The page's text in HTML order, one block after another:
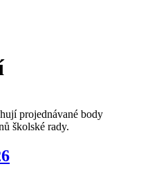
projednávané body
školské rady.